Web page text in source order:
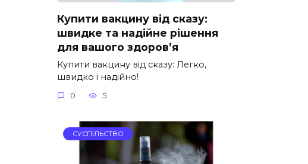
Купити вакцину від сказу:
швидке та надійне рішення
для вашого здоров’я
Купити вакцину від сказу: Легко,
швидко і надійно!
0 5
СУСПІЛЬСТВО